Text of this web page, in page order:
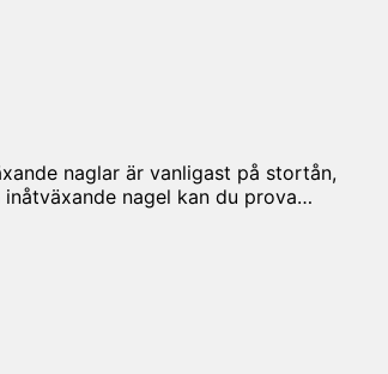
naglar är vanligast på stortån,
nagel kan du prova…